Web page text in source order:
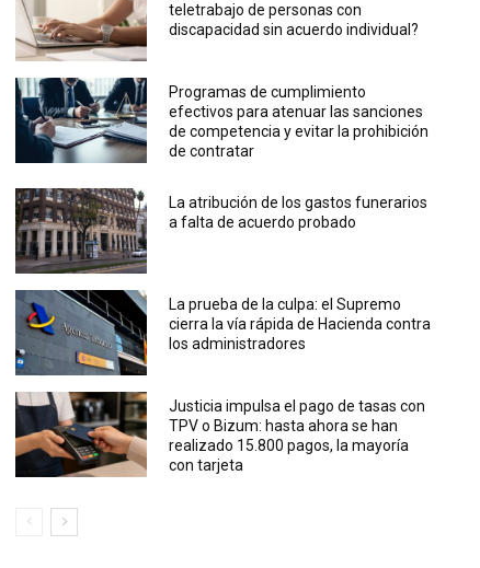
teletrabajo de personas con
discapacidad sin acuerdo individual?
Programas de cumplimiento
efectivos para atenuar las sanciones
de competencia y evitar la prohibición
de contratar
La atribución de los gastos funerarios
a falta de acuerdo probado
La prueba de la culpa: el Supremo
cierra la vía rápida de Hacienda contra
los administradores
Justicia impulsa el pago de tasas con
TPV o Bizum: hasta ahora se han
realizado 15.800 pagos, la mayoría
con tarjeta